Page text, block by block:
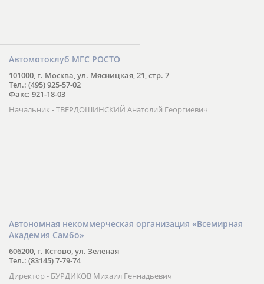
Автомотоклуб МГС РОСТО
101000, г. Москва, ул. Мясницкая, 21, стр. 7
Тел.: (495) 925-57-02
Факс: 921-18-03
Начальник - ТВЕРДОШИНСКИЙ Анатолий Георгиевич
Автономная некоммерческая организация «Всемирная
Академия Самбо»
606200, г. Кстово, ул. Зеленая
Тел.: (83145) 7-79-74
Директор - БУРДИКОВ Михаил Геннадьевич